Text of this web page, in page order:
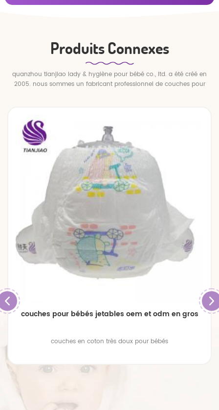
Produits Connexes
quanzhou tianjiao lady & hygiène pour bébé co., ltd. a été créé en
2005. nous sommes un fabricant professionnel de couches pour
couches pour bébés jetables oem et odm en gros
couches en coton très doux pour bébés